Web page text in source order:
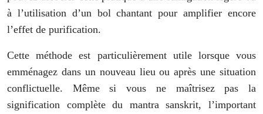
à l’utilisation d’un bol chantant pour amplifier encore
l’effet de purification.
Cette méthode est particulièrement utile lorsque vous
emménagez dans un nouveau lieu ou après une situation
conflictuelle. Même si vous ne maîtrisez pas la
signification complète du mantra sanskrit, l’important